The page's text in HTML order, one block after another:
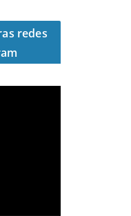
redes